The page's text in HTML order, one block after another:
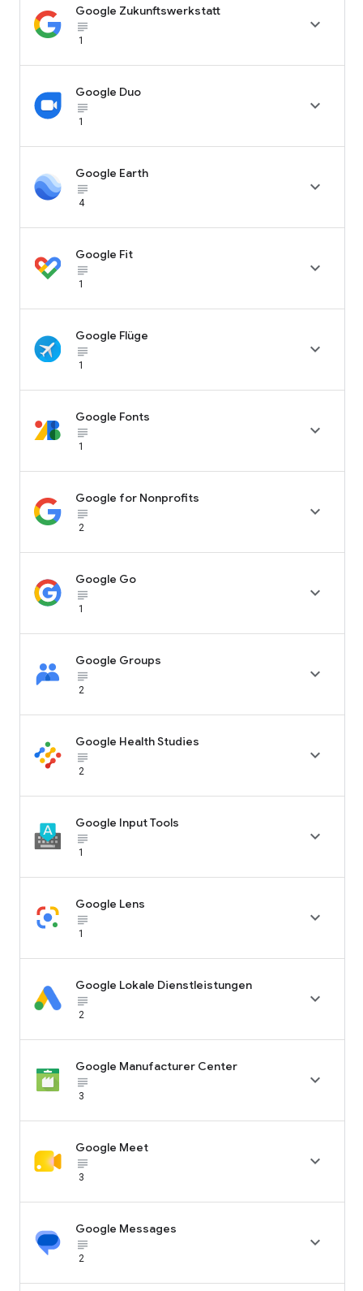
Google Zukunftswerkstatt
subject_black
1

Google Duo
subject_black
1

Google Earth
subject_black
4

Google Fit
subject_black
1

Google Flüge
subject_black
1

Google Fonts
subject_black
1

Google for Nonprofits
subject_black
2

Google Go
subject_black
1

Google Groups
subject_black
2

Google Health Studies
subject_black
2

Google Input Tools
subject_black
1

Google Lens
subject_black
1

Google Lokale Dienstleistungen
subject_black
2

Google Manufacturer Center
subject_black
3

Google Meet
subject_black
3

Google Messages
subject_black
2
